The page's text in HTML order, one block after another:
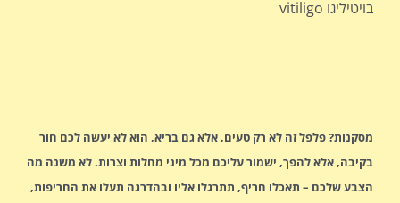
בויטיליגו vitiligo
מסקנות? פלפל זה לא רק טעים, אלא גם בריא, הוא לא יעשה לכם חור
בקיבה, אלא להפך, ישמור עליכם מכל מיני מחלות וצרות. לא משנה מה
הצבע שלכם – תאכלו חריף, תתרגלו אליו ובהדרגה תעלו את החריפות,